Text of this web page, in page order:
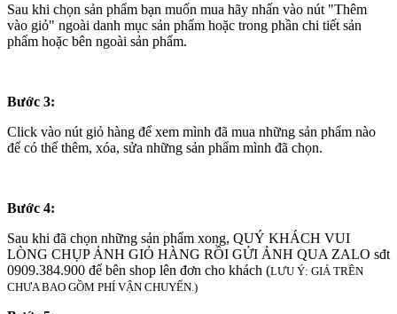
Sau khi chọn sản phẩm bạn muốn mua hãy nhấn vào nút "Thêm
vào giỏ" ngoài danh mục sản phẩm hoặc trong phần chi tiết sản
phẩm hoặc bên ngoài sản phẩm.
Bước 3:
Click vào nút giỏ hàng để xem mình đã mua những sản phẩm nào
để có thể thêm, xóa, sửa những sản phẩm mình đã chọn.
Bước 4:
Sau khi đã chọn những sản phẩm xong, QUÝ KHÁCH VUI
LÒNG CHỤP ẢNH GIỎ HÀNG RỒI GỬI ẢNH QUA ZALO sđt
0909.384.900 để bên shop lên đơn cho khách (LƯU Ý: GIÁ TRÊN
CHƯA BAO GỒM PHÍ VẬN CHUYỂN.)